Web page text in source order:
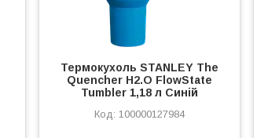
Термокухоль STANLEY The
Quencher H2.O FlowState
Tumbler 1,18 л Cиній
100000127984